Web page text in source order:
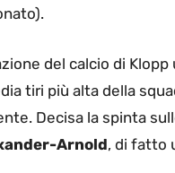
del calcio di Klopp
tiri più alta della
Decisa la spinta
Arnold, di fatto